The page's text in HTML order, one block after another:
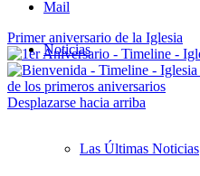
Noticias
Las Últimas Noticias
Mail
Primer aniversario de la Iglesia
de los primeros aniversarios
Desplazarse hacia arriba